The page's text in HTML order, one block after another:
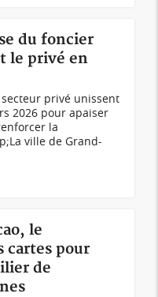
du foncier
le privé en
secteur privé unissent
2026 pour apaiser
la
ville de Grand-
le
cartes pour
de